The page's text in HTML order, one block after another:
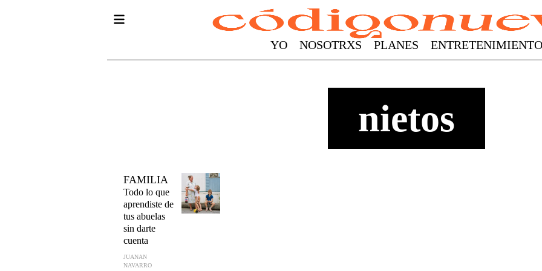
YO NOSOTRXS PLANES ENTRETENIMIENTO
nietos
FAMILIA
Todo lo que
aprendiste de
tus abuelas
sin darte
cuenta
JUANAN
NAVARRO